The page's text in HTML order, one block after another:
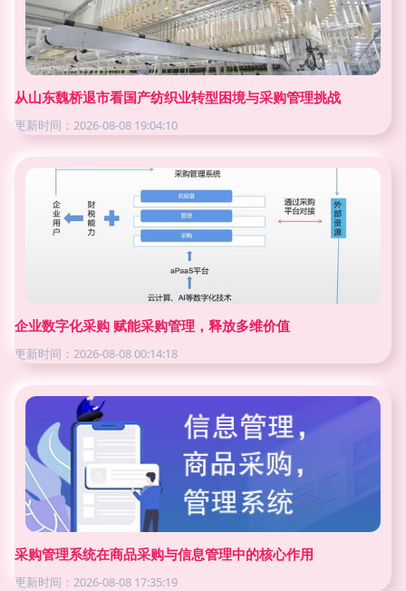
从山东魏桥退市看国产纺织业转型困境与采购管理挑战
更新时间：2026-08-08 19:04:10
企业数字化采购 赋能采购管理，释放多维价值
更新时间：2026-08-08 00:14:18
采购管理系统在商品采购与信息管理中的核心作用
更新时间：2026-08-08 17:35:19